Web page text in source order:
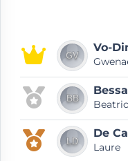
Vo-
De
Laure